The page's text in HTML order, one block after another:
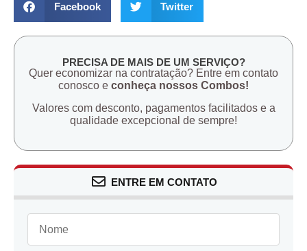
Facebook Twitter
PRECISA DE MAIS DE UM SERVIÇO?
Quer economizar na contratação? Entre em contato
conosco e conheça nossos Combos!
Valores com desconto, pagamentos facilitados e a
qualidade excepcional de sempre!
ENTRE EM CONTATO